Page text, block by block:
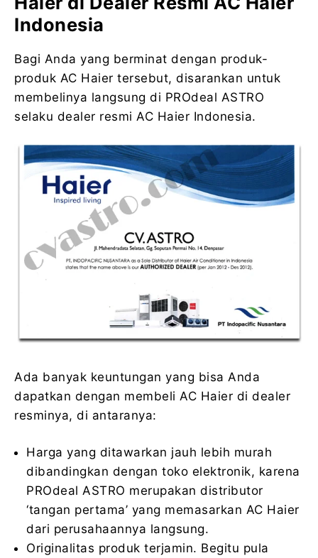
Indonesia
Bagi Anda yang berminat dengan produk-
produk AC Haier tersebut, disarankan untuk
membelinya langsung di PROdeal ASTRO
selaku dealer resmi AC Haier Indonesia.
Ada banyak keuntungan yang bisa Anda
dapatkan dengan membeli AC Haier di dealer
resminya, di antaranya:
Harga yang ditawarkan jauh lebih murah
dibandingkan dengan toko elektronik, karena
PROdeal ASTRO merupakan distributor
‘tangan pertama’ yang memasarkan AC Haier
dari perusahaannya langsung.
Originalitas produk terjamin. Begitu pula